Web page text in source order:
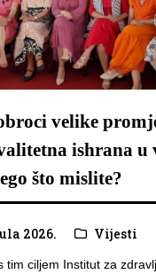
velike
ishrana u
što mislite?
2026. Vijesti
tim ciljem Institut za